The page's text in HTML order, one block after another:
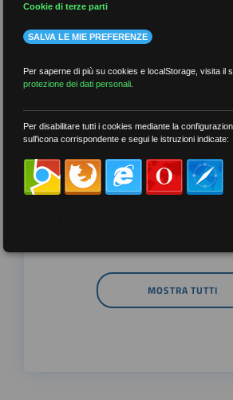
più recenti
meno recenti
per tag
##DS ##FGU ##Gilda
MOSTRA TUTTI
Cookie di terze parti
SALVA LE MIE PREFERENZE
Per saperne di più su cookies e localStorage, visita il
protezione dei dati personali
Per disabilitare tutti i cookies mediante la
sull'icona corrispondente e segui le istruzioni indicate: